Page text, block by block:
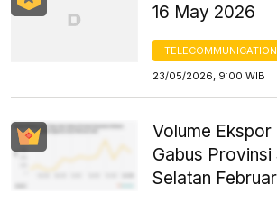
16 May 2026
23/05/2026, 9:00 WIB
Volume Ekspor
Gabus Provinsi
Selatan